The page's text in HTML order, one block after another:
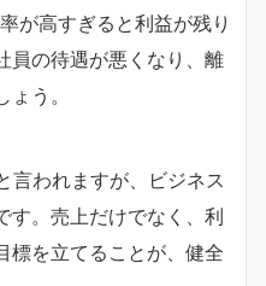
が高すぎると利益が残り
員の待遇が悪くなり、離
う。
言われますが、ビジネス
す。売上だけでなく、利
標を立てることが、健全